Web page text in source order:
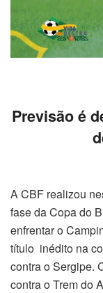
Previsão é
A CBF realizou
fase da Copa do
enfrentar o
título inédito na
contra o Sergipe.
contra o Trem do